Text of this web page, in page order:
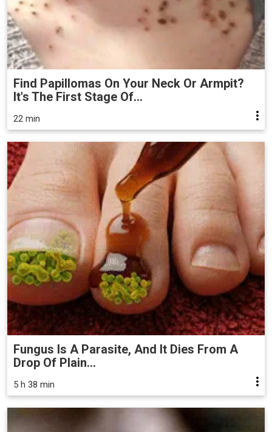
Find Papillomas On Your Neck Or Armpit?
It's The First Stage Of...
22 min
Fungus Is A Parasite, And It Dies From A
Drop Of Plain...
5 h 38 min